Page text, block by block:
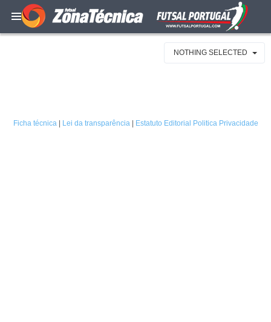
NOTHING SELECTED
Ficha técnica| Lei da transparência| Estatuto Editorial Politica Privacidade